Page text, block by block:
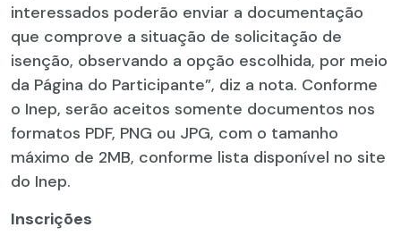
interessados poderão enviar a documentação
que comprove a situação de solicitação de
isenção, observando a opção escolhida, por meio
da Página do Participante”, diz a nota. Conforme
o Inep, serão aceitos somente documentos nos
formatos PDF, PNG ou JPG, com o tamanho
máximo de 2MB, conforme lista disponível no site
do Inep.
Inscrições